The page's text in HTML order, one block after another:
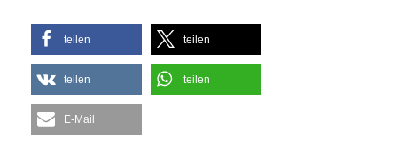
teilen teilen
teilen teilen
E-Mail